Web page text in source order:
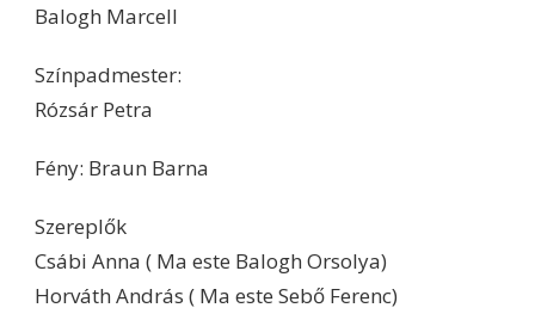
Balogh Marcell
Színpadmester:
Rózsár Petra
Fény: Braun Barna
Szereplők
Csábi Anna ( Ma este Balogh Orsolya)
Horváth András ( Ma este Sebő Ferenc)